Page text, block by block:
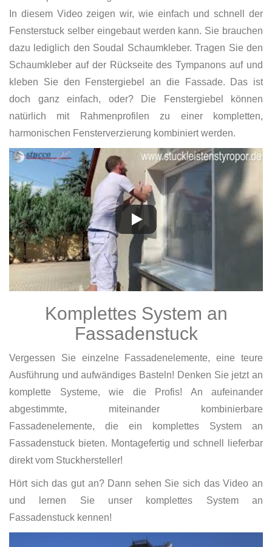
In diesem Video zeigen wir, wie einfach und schnell der
Fensterstuck selber eingebaut werden kann. Sie brauchen
dazu lediglich den Soudal Schaumkleber. Tragen Sie den
Schaumkleber auf der Rückseite des Tympanons auf und
kleben Sie den Fenstergiebel an die Fassade. Das ist
doch ganz einfach, oder? Die Fenstergiebel können
natürlich mit Rahmenprofilen zu einer kompletten,
harmonischen Fensterverzierung kombiniert werden.
Komplettes System an
Fassadenstuck
Vergessen Sie einzelne Fassadenelemente, eine teure
Ausführung und aufwändiges Basteln! Denken Sie jetzt an
komplette Systeme, wie die Profis! An aufeinander
abgestimmte, miteinander kombinierbare
Fassadenelemente, die ein komplettes System an
Fassadenstuck bieten. Montagefertig und schnell lieferbar
direkt vom Stuckhersteller!
Hört sich das gut an? Dann sehen Sie sich das Video an
und lernen Sie unser komplettes System an
Fassadenstuck kennen!